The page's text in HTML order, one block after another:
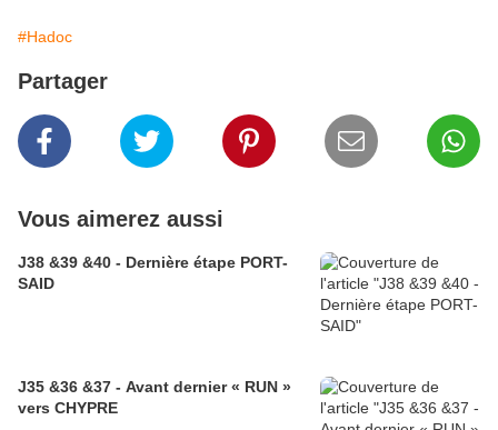
#Hadoc
Partager
Vous aimerez aussi
J38 &39 &40 - Dernière étape PORT-
SAID
J35 &36 &37 - Avant dernier « RUN »
vers CHYPRE